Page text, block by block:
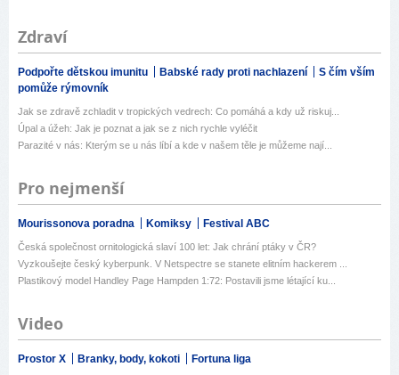
Zdraví
Podpořte dětskou imunitu Babské rady proti nachlazení
S čím vším
pomůže rýmovník
Jak se zdravě zchladit v tropických vedrech: Co pomáhá a kdy už riskuj...
Úpal a úžeh: Jak je poznat a jak se z nich rychle vyléčit
Parazité v nás: Kterým se u nás líbí a kde v našem těle je můžeme nají...
Pro nejmenší
Mourissonova poradna Komiksy Festival ABC
Česká společnost ornitologická slaví 100 let: Jak chrání ptáky v ČR?
Vyzkoušejte český kyberpunk. V Netspectre se stanete elitním hackerem ...
Plastikový model Handley Page Hampden 1:72: Postavili jsme létající ku...
Video
Prostor X Branky, body, kokoti Fortuna liga